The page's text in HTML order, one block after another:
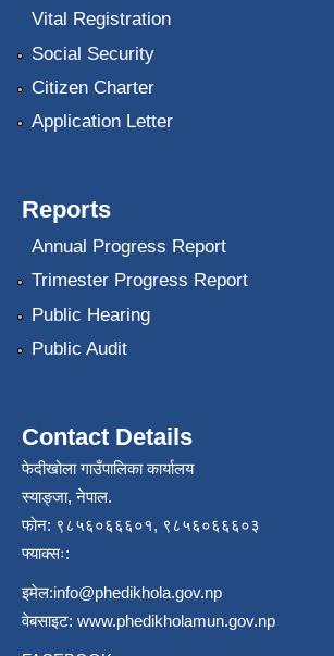
Vital Registration
Social Security
Citizen Charter
Application Letter
Reports
Annual Progress Report
Trimester Progress Report
Public Hearing
Public Audit
Contact Details
फेदीखोला गाउँपालिका कार्यालय
स्याङ्जा, नेपाल.
फोन: ९८५६०६६६०१, ९८५६०६६६०३
फ्याक्सः:
इमेल:info@phedikhola.gov.np
वेबसाइट: www.phedikholamun.gov.np